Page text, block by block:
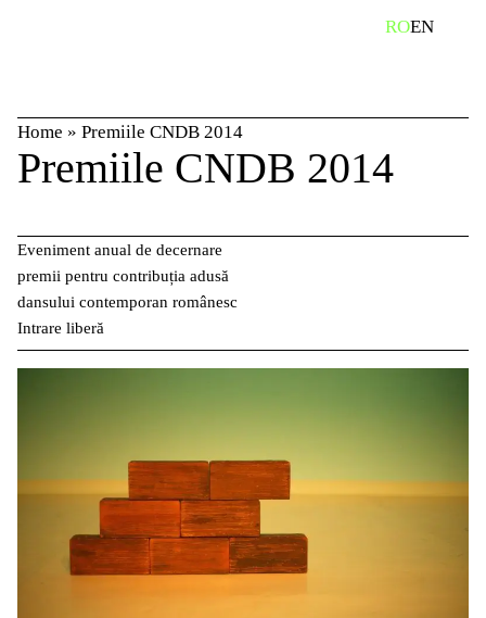
ROEN
Home » Premiile CNDB 2014
Premiile CNDB 2014
Eveniment anual de decernare
premii pentru contribuția adusă
dansului contemporan românesc
Intrare liberă